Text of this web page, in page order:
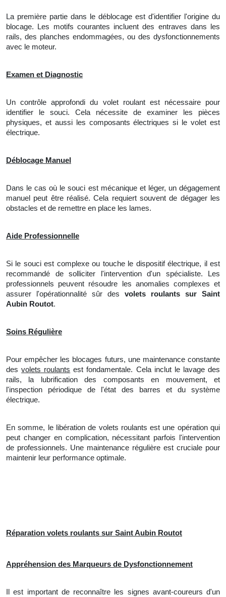
La première partie dans le déblocage est d'identifier l'origine du
blocage. Les motifs courantes incluent des entraves dans les
rails, des planches endommagées, ou des dysfonctionnements
avec le moteur.
Examen et Diagnostic
Un contrôle approfondi du volet roulant est nécessaire pour
identifier le souci. Cela nécessite de examiner les pièces
physiques, et aussi les composants électriques si le volet est
électrique.
Déblocage Manuel
Dans le cas où le souci est mécanique et léger, undégagement
manuel peut être réalisé. Cela requiert souvent de dégager les
obstacles et de remettre en place les lames.
Aide Professionnelle
Si le souci est complexe ou touche le dispositif électrique, il est
recommandé de solliciter l'intervention d'un spécialiste. Les
professionnels peuvent résoudre les anomalies complexes et
assurer l'opérationnalité sûr des volets roulants sur Saint
Aubin Routot.
Soins Régulière
Pour empêcher les blocages futurs, une maintenance constante
desvolets roulants est fondamentale. Cela inclut le lavage des
rails,
la
lubrification des composants en mouvement, et
l'inspection périodique de l'état des barres et du système
électrique.
En somme, le libération de volets roulants est une opération qui
peut changer en complication, nécessitant parfois l'intervention
de professionnels. Une maintenance régulière est cruciale pour
maintenir leur performance optimale.
Réparation volets roulants sur Saint Aubin Routot
Appréhension des Marqueurs de Dysfonctionnement
Il est important de reconnaître les signes avant-coureurs d'un